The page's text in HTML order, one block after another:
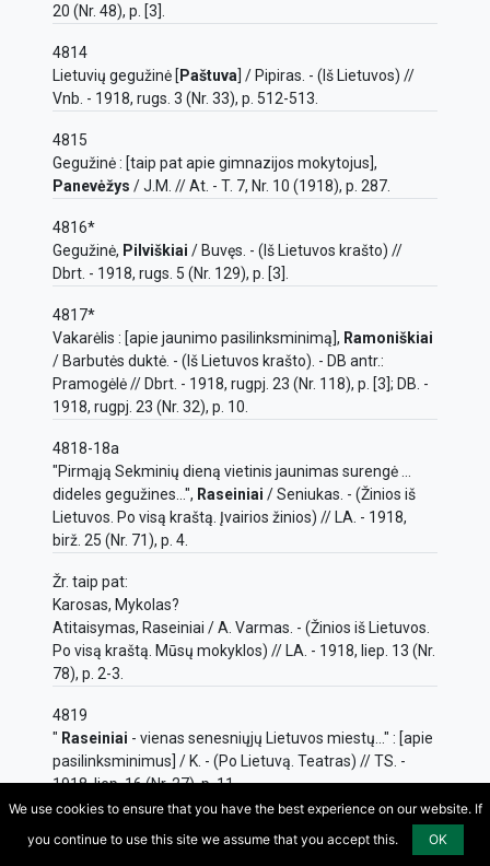
20 (Nr. 48), p. [3].
4814
Lietuvių gegužinė [Paštuva] / Pipiras. - (Iš Lietuvos) //
Vnb. - 1918, rugs. 3 (Nr. 33), p. 512-513.
4815
Gegužinė : [taip pat apie gimnazijos mokytojus],
Panevėžys / J.M. // At. - T. 7, Nr. 10 (1918), p. 287.
4816*
Gegužinė, Pilviškiai / Buvęs. - (Iš Lietuvos krašto) //
Dbrt. - 1918, rugs. 5 (Nr. 129), p. [3].
4817*
Vakarėlis : [apie jaunimo pasilinksminimą], Ramoniškiai
/ Barbutės duktė. - (Iš Lietuvos krašto). - DB antr.:
Pramogėlė // Dbrt. - 1918, rugpj. 23 (Nr. 118), p. [3]; DB. -
1918, rugpj. 23 (Nr. 32), p. 10.
4818-18a
"Pirmąją Sekminių dieną vietinis jaunimas surengė ...
dideles gegužines...", Raseiniai / Seniukas. - (Žinios iš
Lietuvos. Po visą kraštą. Įvairios žinios) // LA. - 1918,
birž. 25 (Nr. 71), p. 4.
Žr. taip pat:
Karosas, Mykolas?
Atitaisymas, Raseiniai / A. Varmas. - (Žinios iš Lietuvos.
Po visą kraštą. Mūsų mokyklos) // LA. - 1918, liep. 13 (Nr.
78), p. 2-3.
4819
" Raseiniai - vienas senesniųjų Lietuvos miestų..." : [apie
pasilinksminimus] / K. - (Po Lietuvą. Teatras) // TS. -
1918, liep. 16 (Nr. 27), p. 11.
Gegužinė, Varkaliai/ Prastuokėlis. - (Iš Lietuvos krašto)
We use cookies to ensure that you have the best experience on our website. If
you continue to use this site we assume that you accept this.
OK